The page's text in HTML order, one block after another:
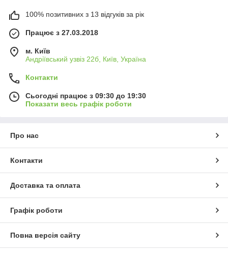
100% позитивних з 13 відгуків за рік
Працює з 27.03.2018
м. Київ
Андріївський узвіз 22б, Київ, Україна
Контакти
Сьогодні працює з 09:30 до 19:30
Показати весь графік роботи
Про нас
Контакти
Доставка та оплата
Графік роботи
Повна версія сайту